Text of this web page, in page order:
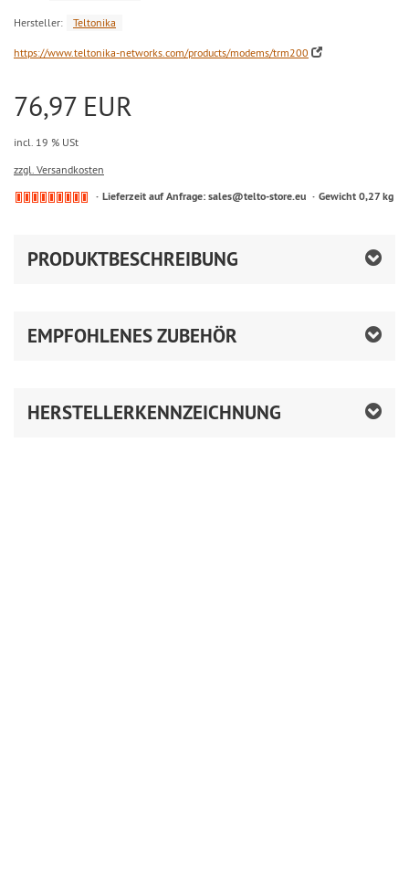
Hersteller: Teltonika
https://www.teltonika-networks.com/products/modems/trm200
76,97 EUR
incl. 19 % USt
zzgl. Versandkosten
Lieferzeit auf Anfrage: sales@telto-store.eu Gewicht 0,27 kg
PRODUKTBESCHREIBUNG
EMPFOHLENES ZUBEHÖR
HERSTELLERKENNZEICHNUNG